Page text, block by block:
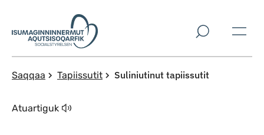
Imarisaanut ingerlaqqigit
Saqqaa Tapiissutit Suliniutinut tapiissutit
Atuartiguk